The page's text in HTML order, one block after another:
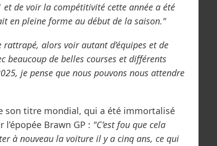
de voir la compétitivité cette année a été
en pleine forme au début de la saison."
rattrapé, alors voir autant d’équipes et de
beaucoup de belles courses et différents
je pense que nous pouvons nous attendre
son titre mondial, qui a été immortalisé
Brawn GP : "C’est fou que cela
à nouveau la voiture il y a cinq ans, ce qui